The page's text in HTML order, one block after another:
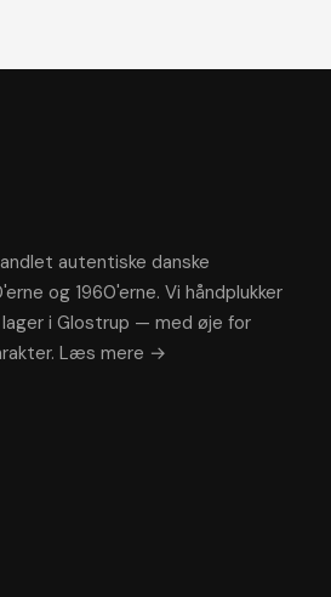
autentiske danske
og 1960'erne. Vi håndplukker
i Glostrup — med øje for
Læs mere →